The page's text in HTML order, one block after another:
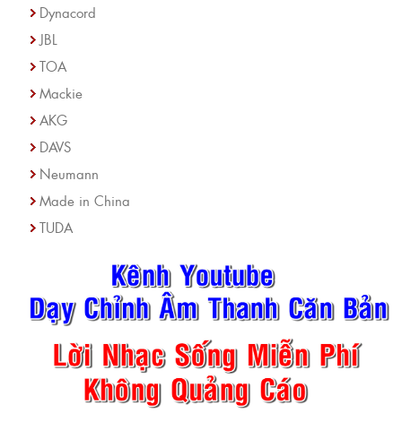
Dynacord
JBL
TOA
Mackie
AKG
DAVS
Neumann
Made in China
TUDA